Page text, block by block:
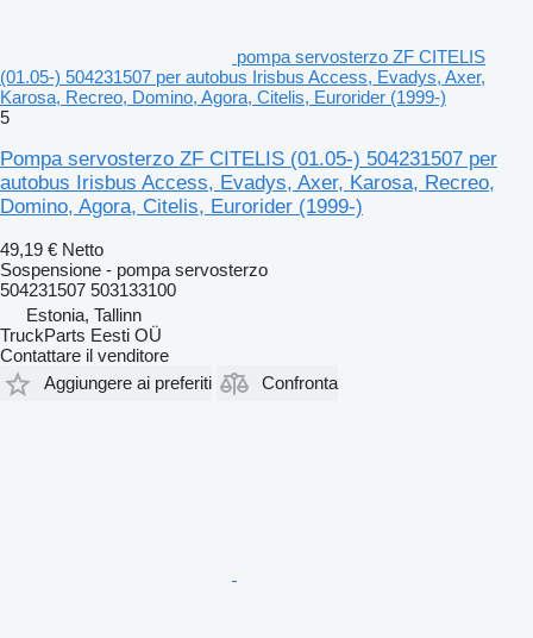
pompa servosterzo ZF CITELIS
(01.05-) 504231507 per autobus Irisbus Access, Evadys, Axer,
Karosa, Recreo, Domino, Agora, Citelis, Eurorider (1999-)
5
Pompa servosterzo ZF CITELIS (01.05-) 504231507 per
autobus Irisbus Access, Evadys, Axer, Karosa, Recreo,
Domino, Agora, Citelis, Eurorider (1999-)
49,19 € Netto
Sospensione - pompa servosterzo
504231507 503133100
Estonia, Tallinn
TruckParts Eesti OÜ
Contattare il venditore
Aggiungere ai preferiti
Confronta